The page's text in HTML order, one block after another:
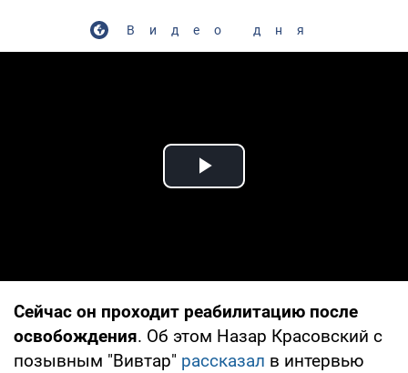
Видео дня
Play Video
Сейчас он проходит реабилитацию после
освобождения. Об этом Назар Красовский с
позывным "Вивтар" рассказал в интервью